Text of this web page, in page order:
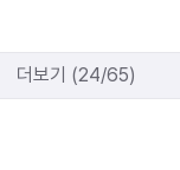
더보기 (24/65)